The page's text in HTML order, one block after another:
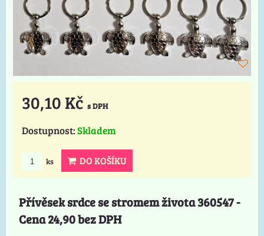
30,10 Kč s DPH
Dostupnost:Skladem
ks DO KOŠÍKU
Přívěsek srdce se stromem života 360547 -
Cena 24,90 bez DPH